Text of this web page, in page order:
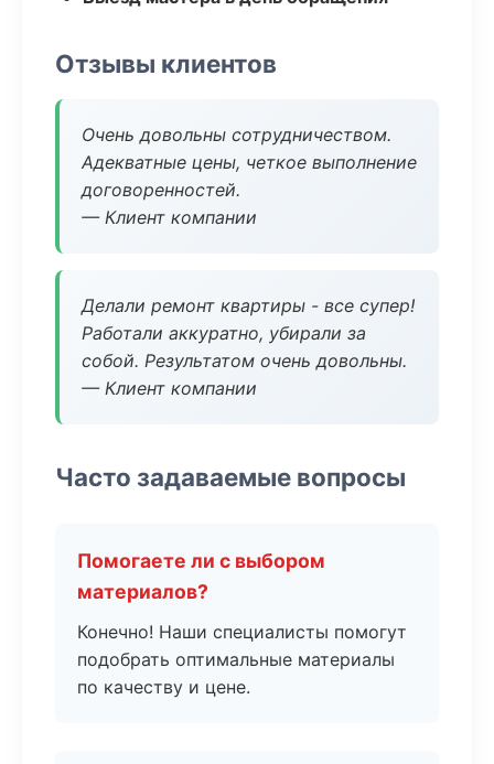
Отзывы клиентов
Очень довольны сотрудничеством.
Адекватные цены, четкое выполнение
договоренностей.
— Клиент компании
Делали ремонт квартиры - все супер!
Работали аккуратно, убирали за
собой. Результатом очень довольны.
— Клиент компании
Часто задаваемые вопросы
Помогаете ли с выбором
материалов?
Конечно! Наши специалисты помогут
подобрать оптимальные материалы
по качеству и цене.